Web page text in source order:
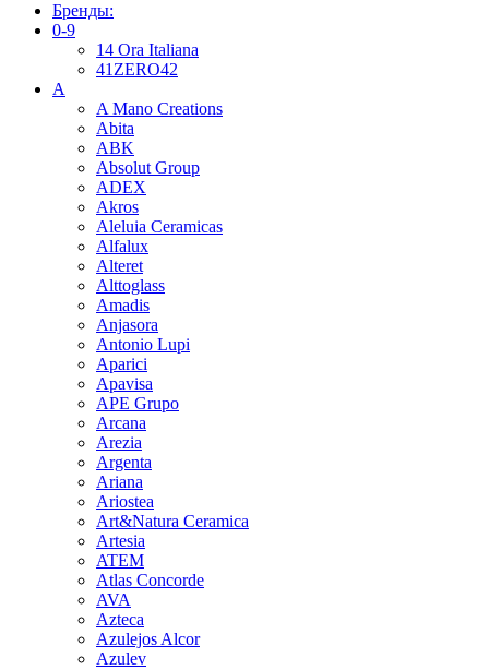
Бренды:
0-9
14 Ora Italiana
41ZERO42
A
A Mano Creations
Abita
ABK
Absolut Group
ADEX
Akros
Aleluia Ceramicas
Alfalux
Alteret
Alttoglass
Amadis
Anjasora
Antonio Lupi
Aparici
Apavisa
APE Grupo
Arcana
Arezia
Argenta
Ariana
Ariostea
Art&Natura Ceramica
Artesia
ATEM
Atlas Concorde
AVA
Azteca
Azulejos Alcor
Azulev